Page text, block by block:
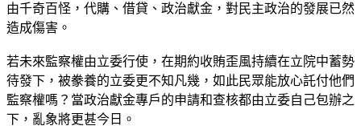
由千奇百怪，代購、借貸、政治獻金，對民主政治的發展已然
造成傷害。
若未來監察權由立委行使，在期約收賄歪風持續在立院中蓄勢
待發下，被豢養的立委更不知凡幾，如此民眾能放心託付他們
監察權嗎？當政治獻金專戶的申請和查核都由立委自己包辦之
下，亂象將更甚今日。